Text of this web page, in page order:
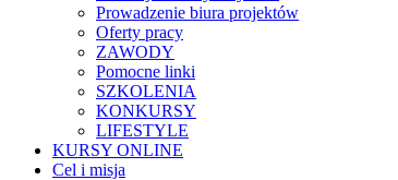
Prowadzenie biura projektów
Oferty pracy
ZAWODY
Pomocne linki
SZKOLENIA
KONKURSY
LIFESTYLE
KURSY ONLINE
Cel i misja